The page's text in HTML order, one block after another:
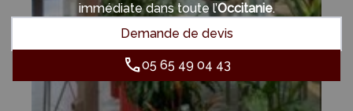
immédiate dans toute l’Occitanie.
Demande de devis
05 65 49 04 43